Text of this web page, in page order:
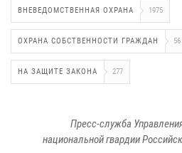
ВНЕВЕДОМСТВЕННАЯ ОХРАНА 1975
ОХРАНА СОБСТВЕННОСТИ ГРАЖДАН 56
НА ЗАЩИТЕ ЗАКОНА 277
Пресс-служба
национальной гвардии